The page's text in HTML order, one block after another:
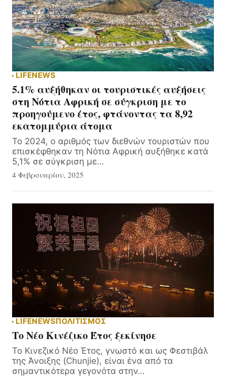
LIFENEWS
5.1% αυξήθηκαν οι τουριστικές αυξήσεις
στη Νότια Αφρική σε σύγκριση με το
προηγούμενο έτος, φτάνοντας τα 8,92
εκατομμύρια άτομα
Το 2024, ο αριθμός των διεθνών τουριστών που
επισκέφθηκαν τη Νότια Αφρική αυξήθηκε κατά
5,1% σε σύγκριση με…
4 Φεβρουαρίου, 2025
LIFENEWSΠΟΛΙΤΙΣΜΟΣ
Το Νέο Κινέζικο Έτος ξεκίνησε
Το Κινεζικό Νέο Έτος, γνωστό και ως Φεστιβάλ
της Άνοιξης (Chunjie), είναι ένα από τα
σημαντικότερα γεγονότα στην…